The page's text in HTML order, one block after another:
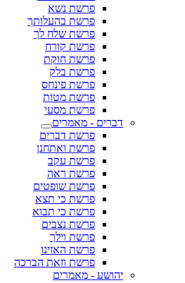
פרשת נשא
פרשת בהעלותך
פרשת שלח לך
פרשת קורח
פרשת חוקת
פרשת בלק
פרשת פינחס
פרשת מטות
פרשת מסעי
דברים - מאמרים
פרשת דברים
פרשת ואתחנן
פרשת עקב
פרשת ראה
פרשת שופטים
פרשת כי תצא
פרשת כי תבוא
פרשת נצבים
פרשת וילך
פרשת האזינו
פרשת וזאת הברכה
יהושע - מאמרים